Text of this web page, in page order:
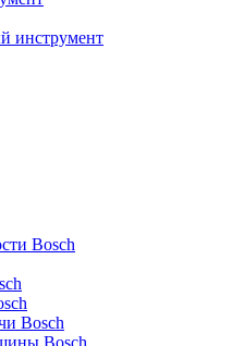
инструмент
Bosch
Bosch
Bosch